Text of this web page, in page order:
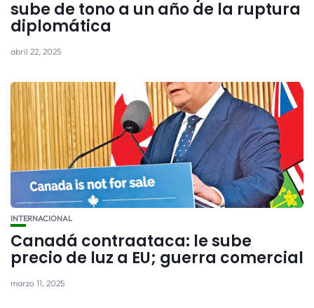
sube de tono a un año de la ruptura
diplomática
abril 22, 2025
INTERNACIONAL
Canadá contraataca: le sube
precio de luz a EU; guerra comercial
marzo 11, 2025